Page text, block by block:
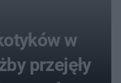
w
przejęły